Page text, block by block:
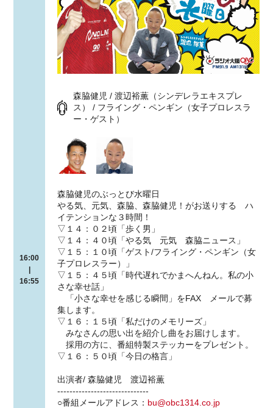
16:00
|
16:55
森脇健児 / 渡辺裕薫（シンデレラエキスプレ
ス） / フライング・ペンギン（女子プロレスラ
ー・ゲスト）
森脇健児のぶっとび水曜日
やる気、元気、森脇、森脇健児！がお送りする ハ
イテンションな３時間！
▽１４：０２頃「歩く男」
▽１４：４０頃「やる気 元気 森脇ニュース」
▽１５：１０頃「ゲスト/フライング・ペンギン（女
子プロレスラー）」
▽１５：４５頃「時代遅れでかまへんねん。私の小
さな幸せ話」
「小さな幸せを感じる瞬間」をFAX メールで募
集します。
▽１６：１５頃「私だけのメモリーズ」
みなさんの思い出を紹介し曲をお届けします。
採用の方に、番組特製ステッカーをプレゼント。
▽１６：５０頃「今日の格言」
出演者/ 森脇健児 渡辺裕薫
------------------------------
○番組メールアドレス： bu@obc1314.co.jp